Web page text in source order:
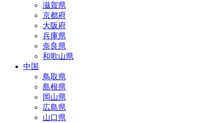
滋賀県
京都府
大阪府
兵庫県
奈良県
和歌山県
中国
鳥取県
島根県
岡山県
広島県
山口県